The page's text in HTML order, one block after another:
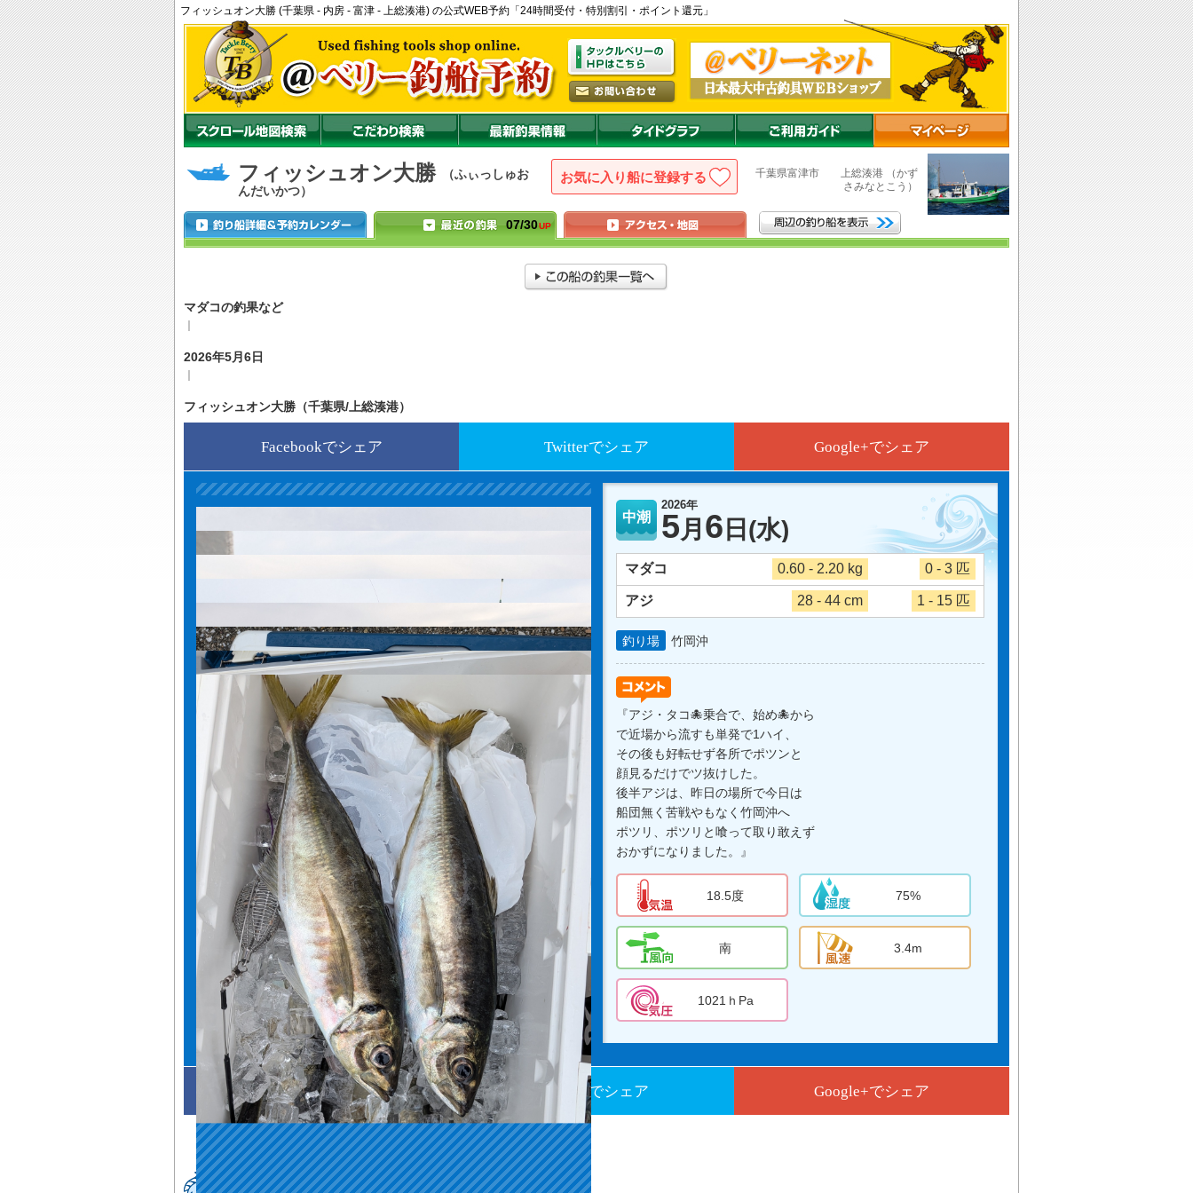
フィッシュオン大勝 (千葉県 - 内房 - 富津 - 上総湊港) の公式WEB予約「24時間受付・特別割引・ポイント還元」
フィッシュオン大勝
（ふぃっしゅお
んだいかつ）
お気に入り船に登録 千葉県富津市 上総湊港 （かず
さみなとこう）
07/30UP
マダコの釣果など
2026年5月6日
フィッシュオン大勝（千葉県/上総湊港）
Facebookでシェア Twitterでシェア Google+でシェア
中潮
2026年
5月 6 日 (水)
マダコ 0.60 - 2.20 kg 0 - 3 匹
アジ 28 - 44 cm 1 - 15 匹
釣り場 竹岡沖
『アジ・タコ🐙乗合で、始め🐙から
で近場から流すも単発で1ハイ、
その後も好転せず各所でポツンと
顔見るだけでツ抜けした。
後半アジは、昨日の場所で今日は
船団無く苦戦やもなく竹岡沖へ
ポツリ、ポツリと喰って取り敢えず
おかずになりました。』
18.5度 75%
南 3.4m
1021ｈPa
Facebookでシェア Twitterでシェア Google+でシェア